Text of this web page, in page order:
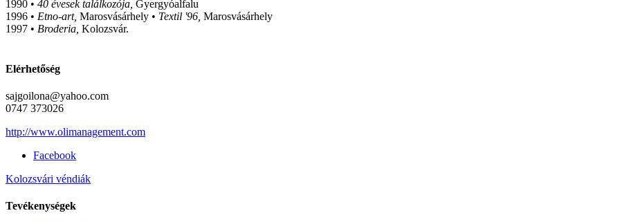
1990 • 40 évesek találkozója, Gyergyóalfalu
1996 • Etno-art, Marosvásárhely • Textil '96, Marosvásárhely
1997 • Broderia, Kolozsvár.
Elérhetőség
sajgoilona@yahoo.com
0747 373026
http://www.olimanagement.com
Facebook
Kolozsvári véndiák
Tevékenységek